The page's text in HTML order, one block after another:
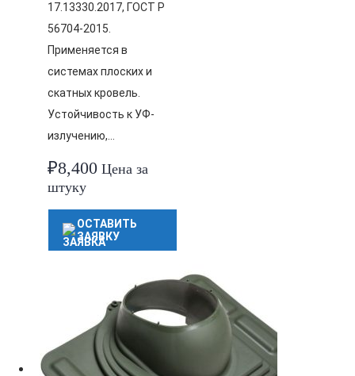
17.13330.2017, ГОСТ Р
56704-2015.
Применяется в
системах плоских и
скатных кровель.
Устойчивость к УФ-
излучению,…
₽8,400 Цена за
штуку
ОСТАВИТЬ
ЗАЯВКУ